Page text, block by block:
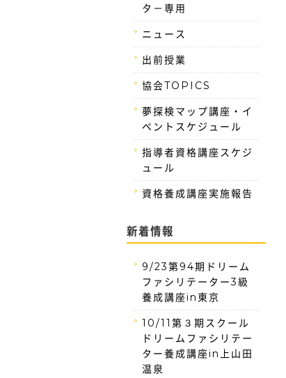
タ－専用
ニュース
出前授業
協会TOPICS
夢探検マップ講座・イ
ベントスケジュール
指導者資格講座スケジ
ュール
資格養成講座実施報告
新着情報
9/23第94期ドリーム
ファシリテーター3級
養成講座in東京
10/11第３期スクール
ドリームファシリテー
ター養成講座in上山田
温泉